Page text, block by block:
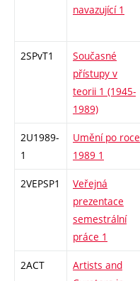
navazující 1
2SPvT1
Současné
přístupy v
teorii 1 (1945-
1989)
2U1989-
1
Umění po roce
1989 1
2VEPSP1
Veřejná
prezentace
semestrální
práce 1
2ACT
Artists and